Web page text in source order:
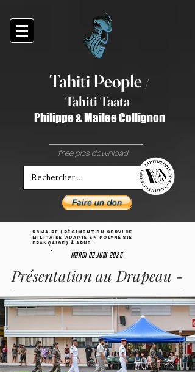
Tahiti People /
Tahiti Taata
Philippe & Mailee Collignon
free pics download
RSMA-pf (Régiment du service
militaire adapté en Polynésie
française) à ARUE -
mardi 02 juin 2026
Présentation au Drapeau -